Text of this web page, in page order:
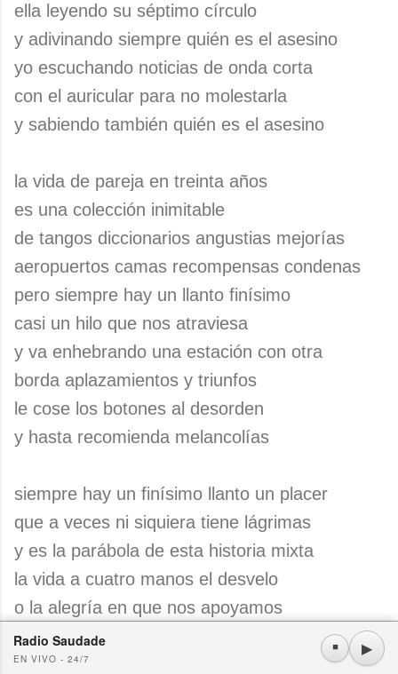
Radio Saudade
EN VIVO - 24/7
⏹ ▶
ella leyendo su séptimo círculo
y adivinando siempre quién es el asesino
yo escuchando noticias de onda corta
con el auricular para no molestarla
y sabiendo también quién es el asesino
la vida de pareja en treinta años
es una colección inimitable
de tangos diccionarios angustias mejorías
aeropuertos camas recompensas condenas
pero siempre hay un llanto finísimo
casi un hilo que nos atraviesa
y va enhebrando una estación con otra
borda aplazamientos y triunfos
le cose los botones al desorden
y hasta recomienda melancolías
siempre hay un finísimo llanto un placer
que a veces ni siquiera tiene lágrimas
y es la parábola de esta historia mixta
la vida a cuatro manos el desvelo
o la alegría en que nos apoyamos
cada vez más seguros casi como
dos equilibristas sobre su alambre
Usamos cookies propias y de terceros. Si continúa navegando consideramos que acepta su